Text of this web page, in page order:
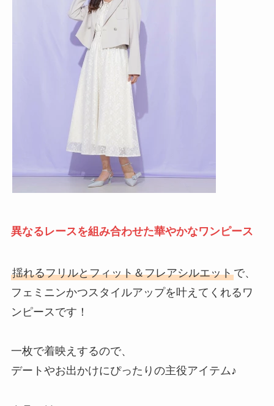
異なるレースを組み合わせた華やかなワンピース
揺れるフリルとフィット＆フレアシルエットで、
フェミニンかつスタイルアップを叶えてくれるワ
ンピースです！
一枚で着映えするので、
デートやお出かけにぴったりの主役アイテム♪